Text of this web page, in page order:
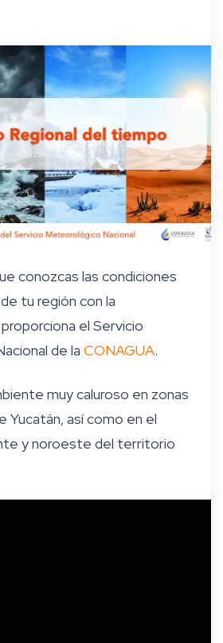
conozcas las condiciones
tu región con la
el Servicio
de la CONAGUA.
muy caluroso en zonas
Yucatán, así como en el
y noroeste del territorio